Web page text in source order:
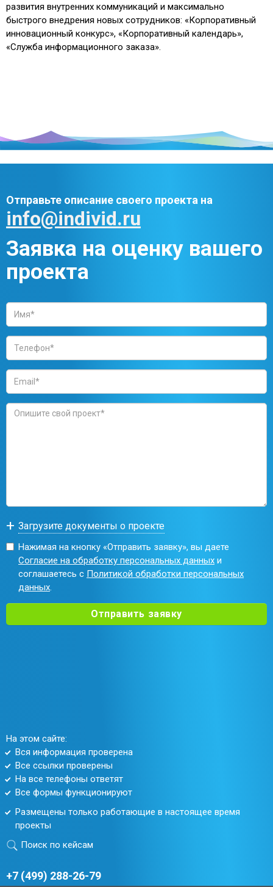
развития внутренних коммуникаций и максимально
быстрого внедрения новых сотрудников: «Корпоративный
инновационный конкурс», «Корпоративный календарь»,
«Служба информационного заказа».
Отправьте описание своего проекта на
info@individ.ru
Заявка на оценку вашего
проекта
Нажимая на кнопку «Отправить заявку», вы даете
Согласие на обработку персональных данных и
соглашаетесь с Политикой обработки персональных
данных.
Отправить заявку
На этом сайте:
Вся информация проверена
Все ссылки проверены
На все телефоны ответят
Все формы функционируют
Размещены только работающие в настоящее время
проекты
Поиск по кейсам
+7 (499) 288-26-79